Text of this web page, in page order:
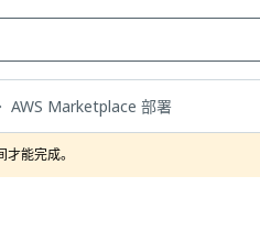
AWS Marketplace 部署
能完成。